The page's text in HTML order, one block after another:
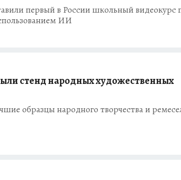
первый в России школьный видеокурс
ИИ
стенд народных художественных
образцы народного творчества и